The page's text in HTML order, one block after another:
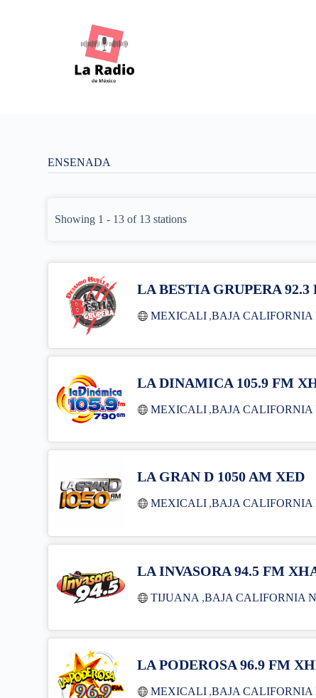
ENSENADA
Showing 1 - 13 of 13 stations
LA BESTIA GRUPERA
MEXICALI ,BAJA CALIFORNIA
LA DINAMICA 105.9 FM
MEXICALI ,BAJA CALIFORNIA
LA GRAN D 1050 AM XED
MEXICALI ,BAJA CALIFORNIA
LA INVASORA 94.5 FM
TIJUANA ,BAJA CALIFORNIA
LA PODEROSA 96.9 FM
MEXICALI ,BAJA CALIFORNIA